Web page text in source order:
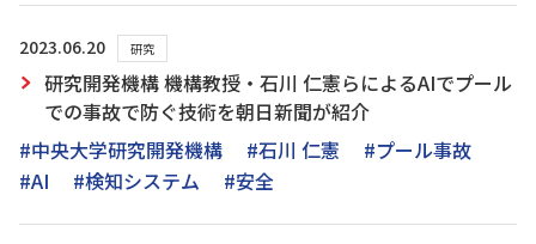
2023.06.20 研究
研究開発機構 機構教授・石川 仁憲らによるAIでプール
での事故で防ぐ技術を朝日新聞が紹介
#中央大学研究開発機構
#石川 仁憲
#プール事故
#AI
#検知システム #安全